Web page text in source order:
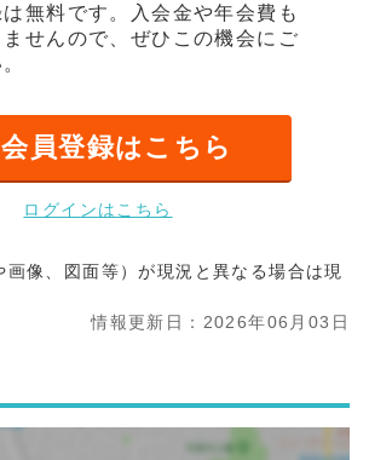
無料です。入会金や年会費も
せんので、ぜひこの機会にご
会員登録はこちら
ログインはこちら
像、図面等）が現況と異なる場合は現
情報更新日：2026年06月03日